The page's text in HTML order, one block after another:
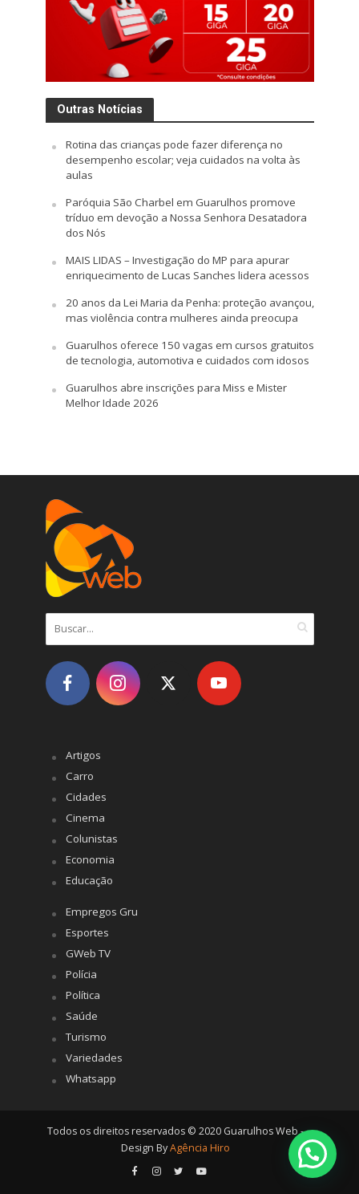
Outras Notícias
Rotina das crianças pode fazer diferença no
desempenho escolar; veja cuidados na volta às
aulas
Paróquia São Charbel em Guarulhos promove
tríduo em devoção a Nossa Senhora Desatadora
dos Nós
MAIS LIDAS – Investigação do MP para apurar
enriquecimento de Lucas Sanches lidera acessos
20 anos da Lei Maria da Penha: proteção avançou,
mas violência contra mulheres ainda preocupa
Guarulhos oferece 150 vagas em cursos gratuitos
de tecnologia, automotiva e cuidados com idosos
Guarulhos abre inscrições para Miss e Mister
Melhor Idade 2026
Artigos
Carro
Cidades
Cinema
Colunistas
Economia
Educação
Empregos Gru
Esportes
GWeb TV
Polícia
Política
Saúde
Turismo
Variedades
Whatsapp
Todos os direitos reservados © 2020 Guarulhos Web -
Design ByAgência Hiro